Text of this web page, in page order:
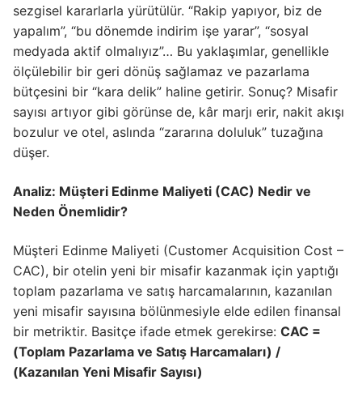
sezgisel kararlarla yürütülür. “Rakip yapıyor, biz de
yapalım”, “bu dönemde indirim işe yarar”, “sosyal
medyada aktif olmalıyız”… Bu yaklaşımlar, genellikle
ölçülebilir bir geri dönüş sağlamaz ve pazarlama
bütçesini bir “kara delik” haline getirir. Sonuç? Misafir
sayısı artıyor gibi görünse de, kâr marjı erir, nakit akışı
bozulur ve otel, aslında “zararına doluluk” tuzağına
düşer.
Analiz: Müşteri Edinme Maliyeti (CAC) Nedir ve
Neden Önemlidir?
Müşteri Edinme Maliyeti (Customer Acquisition Cost –
CAC), bir otelin yeni bir misafir kazanmak için yaptığı
toplam pazarlama ve satış harcamalarının, kazanılan
yeni misafir sayısına bölünmesiyle elde edilen finansal
bir metriktir. Basitçe ifade etmek gerekirse: CAC =
(Toplam Pazarlama ve Satış Harcamaları) /
(Kazanılan Yeni Misafir Sayısı)